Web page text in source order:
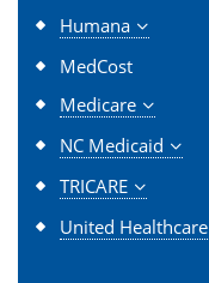
Humana
MedCost
Medicare
NC Medicaid
TRICARE
United Healthcare